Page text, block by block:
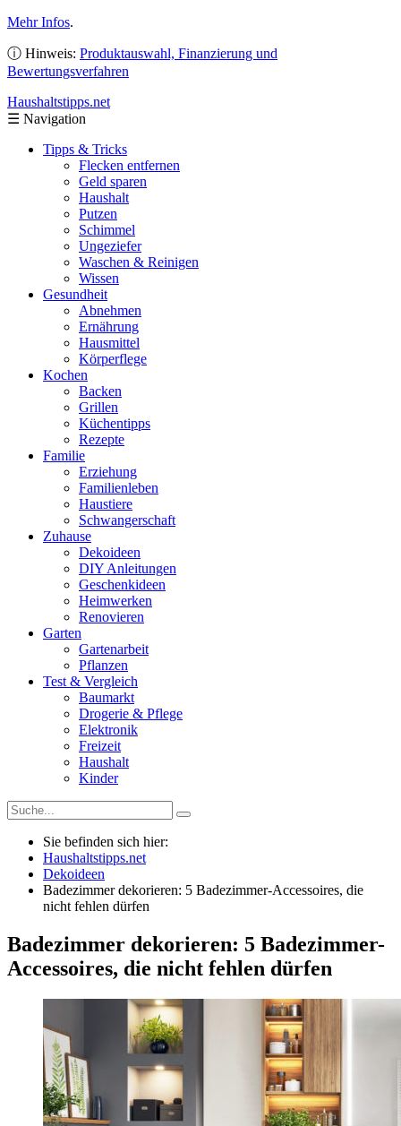
Mehr Infos.
ⓘ Hinweis: Produktauswahl, Finanzierung und
Bewertungsverfahren
Haushaltstipps.net
☰ Navigation
Tipps & Tricks
Flecken entfernen
Geld sparen
Haushalt
Putzen
Schimmel
Ungeziefer
Waschen & Reinigen
Wissen
Gesundheit
Abnehmen
Ernährung
Hausmittel
Körperflege
Kochen
Backen
Grillen
Küchentipps
Rezepte
Familie
Erziehung
Familienleben
Haustiere
Schwangerschaft
Zuhause
Dekoideen
DIY Anleitungen
Geschenkideen
Heimwerken
Renovieren
Garten
Gartenarbeit
Pflanzen
Test & Vergleich
Baumarkt
Drogerie & Pflege
Elektronik
Freizeit
Haushalt
Kinder
Sie befinden sich hier:
Haushaltstipps.net
Dekoideen
Badezimmer dekorieren: 5 Badezimmer-Accessoires, die
nicht fehlen dürfen
Badezimmer dekorieren: 5 Badezimmer-
Accessoires, die nicht fehlen dürfen